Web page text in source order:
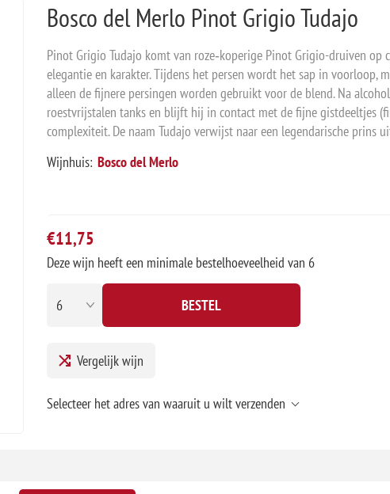
Bosco del Merlo Pinot Grigio Tudajo
Pinot Grigio Tudajo komt van roze‑koperige Pinot Grigio-druiven op
elegantie en karakter. Tijdens het persen wordt het sap in voorloop,
alleen de fijnere persingen worden gebruikt voor de blend. Na
roestvrijstalen tanks en blijft hij in contact met de fijne gistdeeltjes
complexiteit. De naam Tudajo verwijst naar een legendarische prins
Wijnhuis: Bosco del Merlo
€11,75
Deze wijn heeft een minimale bestelhoeveelheid van 6
BESTEL
Vergelijk wijn
Selecteer het adres van waaruit u wilt verzenden